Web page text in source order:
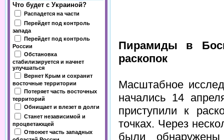
Что будет с Украиной?
Распадется на части
Перейдет под контроль
запада
Перейдет под контроль
России
Обстановка
стабилизируется и начнет
улучшаться
Вернет Крым и сохранит
восточные территории
Потеряет часть восточных
территорий
Обнищает и влезет в долги
Станет независимой и
процветающей
Отвоюет часть западных
Пирамиды в
раскопок
Масштабное
начались 14
приступили к
точках. Через
были